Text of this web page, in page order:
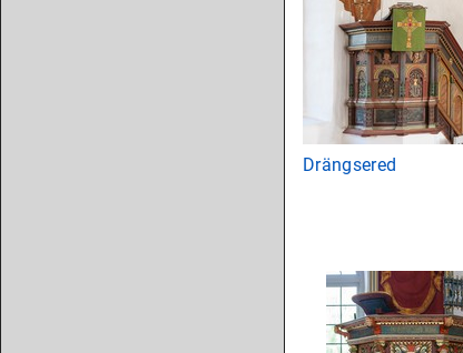
Drängsered